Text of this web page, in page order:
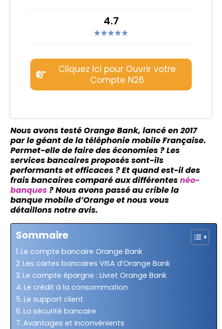
4.7
Cliquez Ici pour Ouvrir votre
Compte N26
Nous avons testé Orange Bank, lancé en 2017
par le géant de la téléphonie mobile Française.
Permet-elle de faire des économies ? Les
services bancaires proposés sont-ils
performants et efficaces ? Et quand est-il des
frais bancaires comparé aux différentesnéo-
banques ? Nous avons passé au crible la
banque mobile d’Orange et nous vous
détaillons notre avis.
Sommaire
Le compte bancaire Orange Bank
Les cartes bancaires VISA d’Orange Bank
Le compte épargne : Livret Orange Bank
Le crédit à la consommation
Le support client
La sécurité bancaire
Avantages et inconvénients